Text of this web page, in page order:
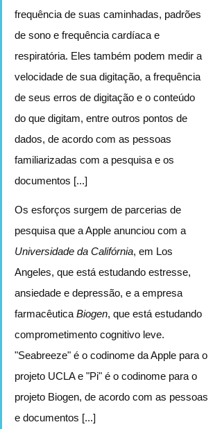
frequência de suas caminhadas, padrões
de sono e frequência cardíaca e
respiratória. Eles também podem medir a
velocidade de sua digitação, a frequência
de seus erros de digitação e o conteúdo
do que digitam, entre outros pontos de
dados, de acordo com as pessoas
familiarizadas com a pesquisa e os
documentos [...]
Os esforços surgem de parcerias de
pesquisa que a Apple anunciou com a
Universidade da Califórnia, em Los
Angeles, que está estudando estresse,
ansiedade e depressão, e a empresa
farmacêutica Biogen, que está estudando
comprometimento cognitivo leve.
"Seabreeze" é o codinome da Apple para o
projeto UCLA e "Pi" é o codinome para o
projeto Biogen, de acordo com as pessoas
e documentos [...]